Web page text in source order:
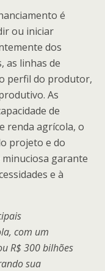
é
ou iniciar
dos
as linhas de
perfil do produtor,
As
de
renda agrícola, o
projeto e do
garante
e à
com um
R$ 300 bilhões
sua